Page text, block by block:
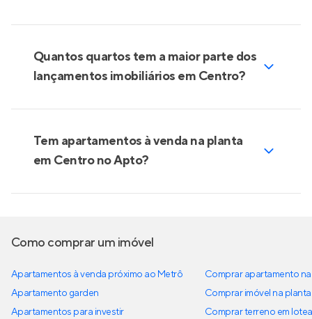
Quantos quartos tem a maior parte dos
lançamentos imobiliários em Centro?
Tem apartamentos à venda na planta
em Centro no Apto?
Como comprar um imóvel
Apartamentos à venda próximo ao Metrô
Apartamento garden
Apartamentos para investir
Comprar apartamento
Comprar imóvel na planta
Comprar terreno em